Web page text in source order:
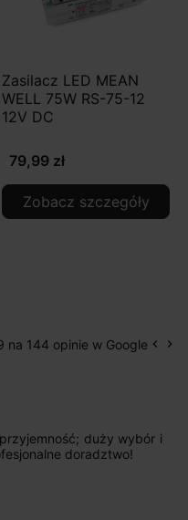
Zasilacz LED MEAN
WELL 75W RS-75-12
12V DC
79,99 zł
Zobacz szczegóły
na 144 opinie w Google keyboard_arrow_left keyboard_arrow_right
duży wybór i
doradztwo!